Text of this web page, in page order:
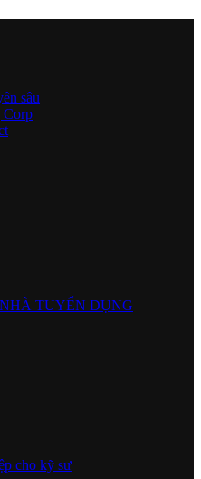
sâu
Corp
TUYỂN DỤNG
cho kỹ sư